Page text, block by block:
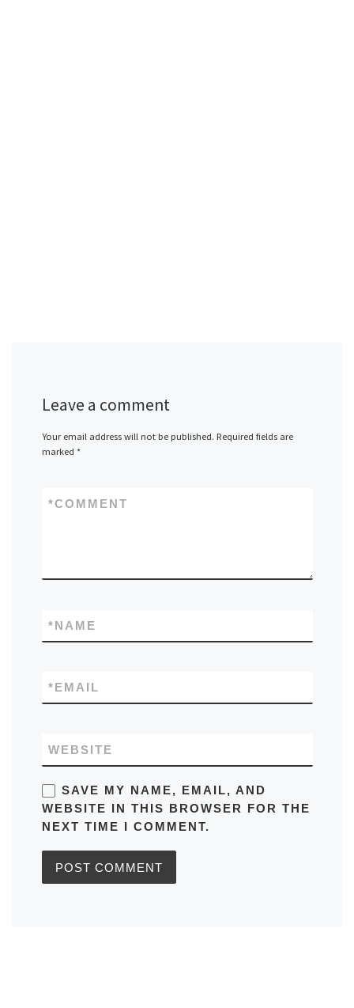
Leave a comment
Your email address will not be published. Required fields are
marked *
COMMENT
*
NAME
*
EMAIL
*
WEBSITE
SAVE MY NAME, EMAIL, AND
WEBSITE IN THIS BROWSER FOR THE
NEXT TIME I COMMENT.